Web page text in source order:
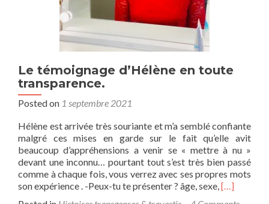
Le témoignage d’Hélène en toute
transparence.
Posted on 1 septembre 2021
Hélène est arrivée très souriante et m’a semblé confiante
malgré ces mises en garde sur le fait qu’elle avit
beaucoup d’appréhensions a venir se « mettre à nu »
devant une inconnu… pourtant tout s’est très bien passé
comme à chaque fois, vous verrez avec ses propres mots
son expérience . -Peux-tu te présenter ? âge, sexe,Read
[…]